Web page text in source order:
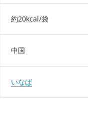
約20kcal/袋
中国
いなば